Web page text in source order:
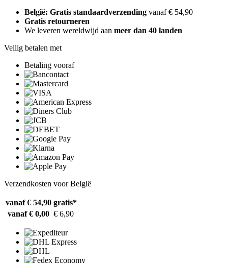
België: Gratis standaardverzending vanaf € 54,90
Gratis retourneren
We leveren wereldwijd aan meer dan 40 landen
Veilig betalen met
Betaling vooraf
Verzendkosten voor België
vanaf € 54,90 gratis*
vanaf € 0,00 € 6,90